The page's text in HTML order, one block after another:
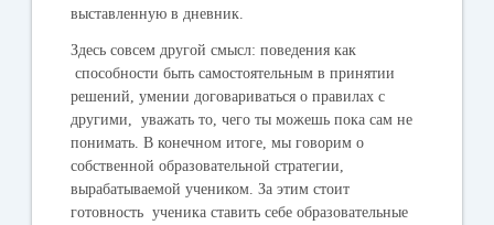
выставленную в дневник.
Здесь совсем другой смысл: поведения как
способности быть самостоятельным в принятии
решений, умении договариваться о правилах с
другими, уважать то, чего ты можешь пока сам не
понимать. В конечном итоге, мы говорим о
собственной образовательной стратегии,
вырабатываемой учеником. За этим стоит
готовность ученика ставить себе образовательные